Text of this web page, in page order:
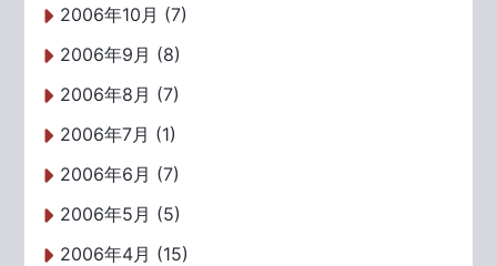
2006年10月 (7)
2006年9月 (8)
2006年8月 (7)
2006年7月 (1)
2006年6月 (7)
2006年5月 (5)
2006年4月 (15)